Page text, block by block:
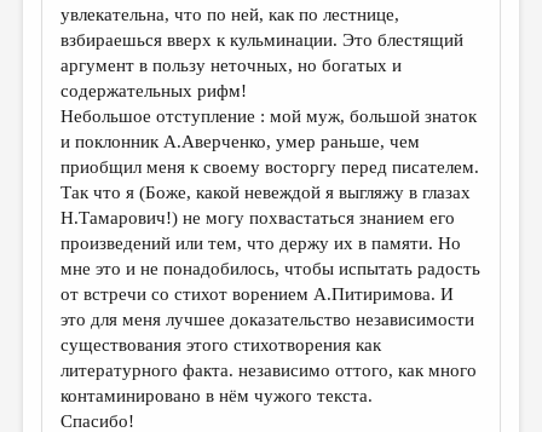
увлекательна, что по ней, как по лестнице,
взбираешься вверх к кульминации. Это блестящий
аргумент в пользу неточных, но богатых и
содержательных рифм!
Небольшое отступление : мой муж, большой знаток
и поклонник А.Аверченко, умер раньше, чем
приобщил меня к своему восторгу перед писателем.
Так что я (Боже, какой невеждой я выгляжу в глазах
Н.Тамарович!) не могу похвастаться знанием его
произведений или тем, что держу их в памяти. Но
мне это и не понадобилось, чтобы испытать радость
от встречи со стихот ворением А.Питиримова. И
это для меня лучшее доказательство независимости
существования этого стихотворения как
литературного факта. независимо оттого, как много
контаминировано в нём чужого текста.
Спасибо!